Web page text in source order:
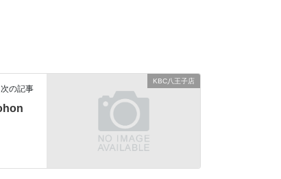
KBC八王子店
次の記事